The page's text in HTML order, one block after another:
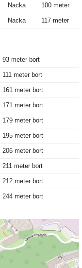
Nacka 100 meter
Nacka 117 meter
93 meter bort
111 meter bort
161 meter bort
171 meter bort
179 meter bort
195 meter bort
206 meter bort
211 meter bort
212 meter bort
244 meter bort